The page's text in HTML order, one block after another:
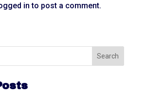
in to post a comment.